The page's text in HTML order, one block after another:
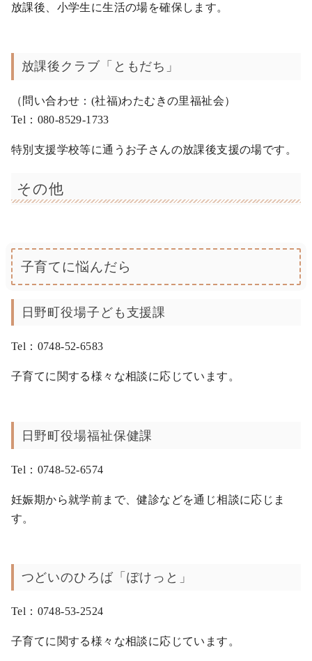
放課後、小学生に生活の場を確保します。
放課後クラブ「ともだち」
（問い合わせ：(社福)わたむきの里福祉会）
Tel：080-8529-1733
特別支援学校等に通うお子さんの放課後支援の場です。
その他
子育てに悩んだら
日野町役場子ども支援課
Tel：0748-52-6583
子育てに関する様々な相談に応じています。
日野町役場福祉保健課
Tel：0748-52-6574
妊娠期から就学前まで、健診などを通じ相談に応じま
す。
つどいのひろば「ぽけっと」
Tel：0748-53-2524
子育てに関する様々な相談に応じています。